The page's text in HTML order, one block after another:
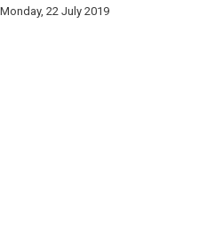
Monday, 22 July 2019